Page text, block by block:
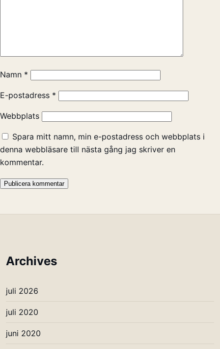
Namn *
E-postadress *
Webbplats
Spara mitt namn, min e-postadress och webbplats i
denna webbläsare till nästa gång jag skriver en
kommentar.
Archives
juli 2026
juli 2020
juni 2020